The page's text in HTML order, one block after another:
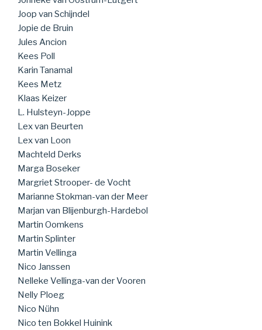
Joop van Schijndel
Jopie de Bruin
Jules Ancion
Kees Poll
Karin Tanamal
Kees Metz
Klaas Keizer
L. Hulsteyn-Joppe
Lex van Beurten
Lex van Loon
Machteld Derks
Marga Boseker
Margriet Strooper- de Vocht
Marianne Stokman-van der Meer
Marjan van Blijenburgh-Hardebol
Martin Oomkens
Martin Splinter
Martin Vellinga
Nico Janssen
Nelleke Vellinga-van der Vooren
Nelly Ploeg
Nico Nühn
Nico ten Bokkel Huinink